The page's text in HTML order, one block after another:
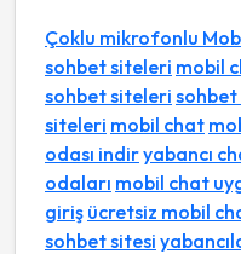
Çoklu mikrofonlu
sohbet siteleri mobil
sohbet siteleri sohbet
siteleri mobil chat
odası indiryabancı
odaları mobil chat
giriş ücretsiz mobil
sohbet sitesi